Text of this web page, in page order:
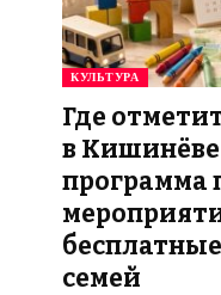
КУЛЬТУРА
Где
в Кишинёве
программа
семей